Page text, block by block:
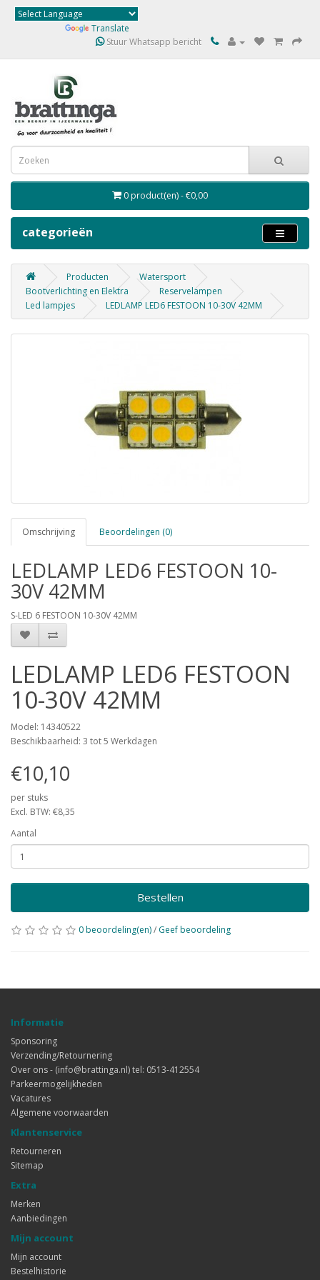
Translate
Stuur Whatsapp bericht
0 product(en) - €0,00
categorieën
Producten
Watersport
Bootverlichting en Elektra
Reservelampen
Led lampjes
LEDLAMP LED6 FESTOON 10-30V 42MM
Omschrijving Beoordelingen (0)
LEDLAMP LED6 FESTOON 10-
30V 42MM
S-LED 6 FESTOON 10-30V 42MM
LEDLAMP LED6 FESTOON
10-30V 42MM
Model: 14340522
Beschikbaarheid: 3 tot 5 Werkdagen
€10,10
per stuks
Excl. BTW: €8,35
Aantal
Bestellen
0 beoordeling(en)/ Geef beoordeling
Informatie
Sponsoring
Verzending/Retournering
Over ons - (info@brattinga.nl) tel: 0513-412554
Parkeermogelijkheden
Vacatures
Algemene voorwaarden
Klantenservice
Retourneren
Sitemap
Extra
Merken
Aanbiedingen
Mijn account
Mijn account
Bestelhistorie